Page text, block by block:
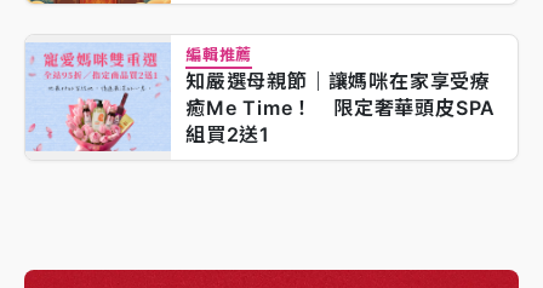
編輯推薦
知嚴選母親節｜讓媽咪在家享受療
癒Me Time！ 限定奢華頭皮SPA
組買2送1